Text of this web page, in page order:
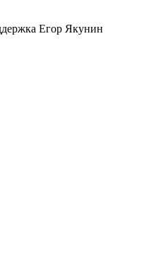
Егор Якунин